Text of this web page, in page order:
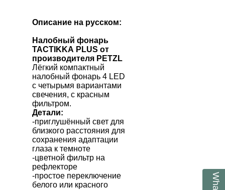
Описание на русском:
Налобный фонарь
TACTIKKA PLUS от
производителя PETZL
Лёгкий компактный
налобный фонарь 4 LED
с четырьмя вариантами
свечения, с красным
фильтром.
Детали:
-приглушённый свет для
близкого расстояния для
сохранения адаптации
глаза к темноте
-цветной фильтр на
рефлекторе
-простое переключение
белого или красного